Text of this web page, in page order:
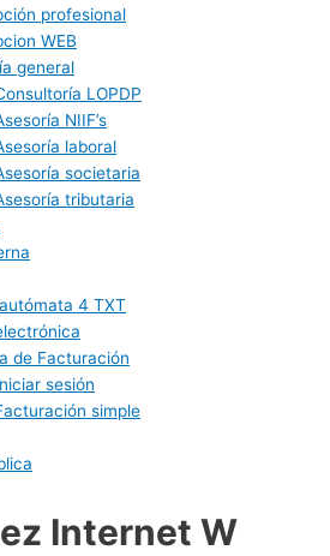
profesional
WEB
general
LOPDP
NIIF’s
laboral
societaria
tributaria
4 TXT
de Facturación
sesión
simple
Internet W